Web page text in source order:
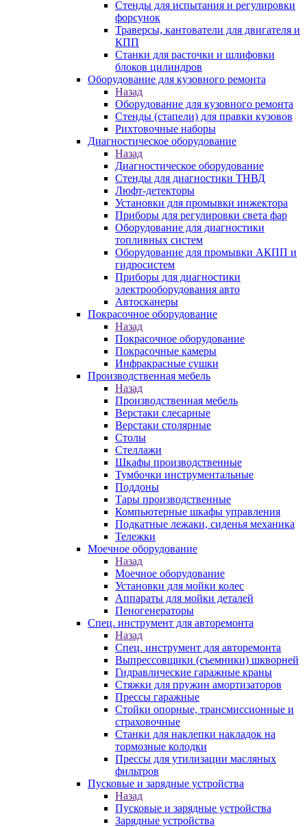
Стенды для испытания и регулировки
форсунок
Траверсы, кантователи для двигателя и
КПП
Станки для расточки и шлифовки
блоков цилиндров
Оборудование для кузовного ремонта
Назад
Оборудование для кузовного ремонта
Стенды (стапели) для правки кузовов
Рихтовочные наборы
Диагностическое оборудование
Назад
Диагностическое оборудование
Стенды для диагностики ТНВД
Люфт-детекторы
Установки для промывки инжектора
Приборы для регулировки света фар
Оборудование для диагностики
топливных систем
Оборудование для промывки АКПП и
гидросистем
Приборы для диагностики
электрооборудования авто
Автосканеры
Покрасочное оборудование
Назад
Покрасочное оборудование
Покрасочные камеры
Инфракрасные сушки
Производственная мебель
Назад
Производственная мебель
Верстаки слесарные
Верстаки столярные
Столы
Стеллажи
Шкафы производственные
Тумбочки инструментальные
Поддоны
Тары производственные
Компьютерные шкафы управления
Подкатные лежаки, сиденья механика
Тележки
Моечное оборудование
Назад
Моечное оборудование
Установки для мойки колес
Аппараты для мойки деталей
Пеногенераторы
Спец. инструмент для авторемонта
Назад
Спец. инструмент для авторемонта
Выпрессовщики (съемники) шкворней
Гидравлические гаражные краны
Стяжки для пружин амортизаторов
Прессы гаражные
Стойки опорные, трансмиссионные и
страховочные
Станки для наклепки накладок на
тормозные колодки
Прессы для утилизации масляных
фильтров
Пусковые и зарядные устройства
Назад
Пусковые и зарядные устройства
Зарядные устройства